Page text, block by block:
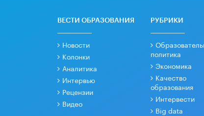
ВЕСТИ ОБРАЗОВАНИЯ
Новости
Колонки
Аналитика
Интервью
Рецензии
Видео
РУБРИКИ
политика
Экономика
Качество
образования
Интервести
Big data